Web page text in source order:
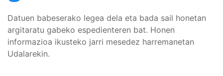
Datuen babeserako legea dela eta bada sail honetan
argitaratu gabeko espedienteren bat. Honen
informazioa ikusteko jarri mesedez harremanetan
Udalarekin.